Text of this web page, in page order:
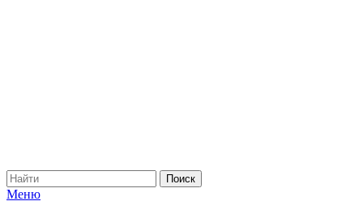
Меню